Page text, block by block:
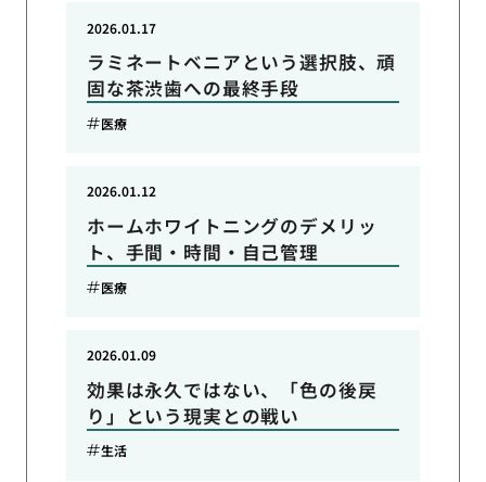
ラミネートベニアという選択肢、頑
固な茶渋歯への最終手段
2026.01.17
医療
ホームホワイトニングのデメリッ
ト、手間・時間・自己管理
2026.01.12
医療
効果は永久ではない、「色の後戻
り」という現実との戦い
2026.01.09
生活